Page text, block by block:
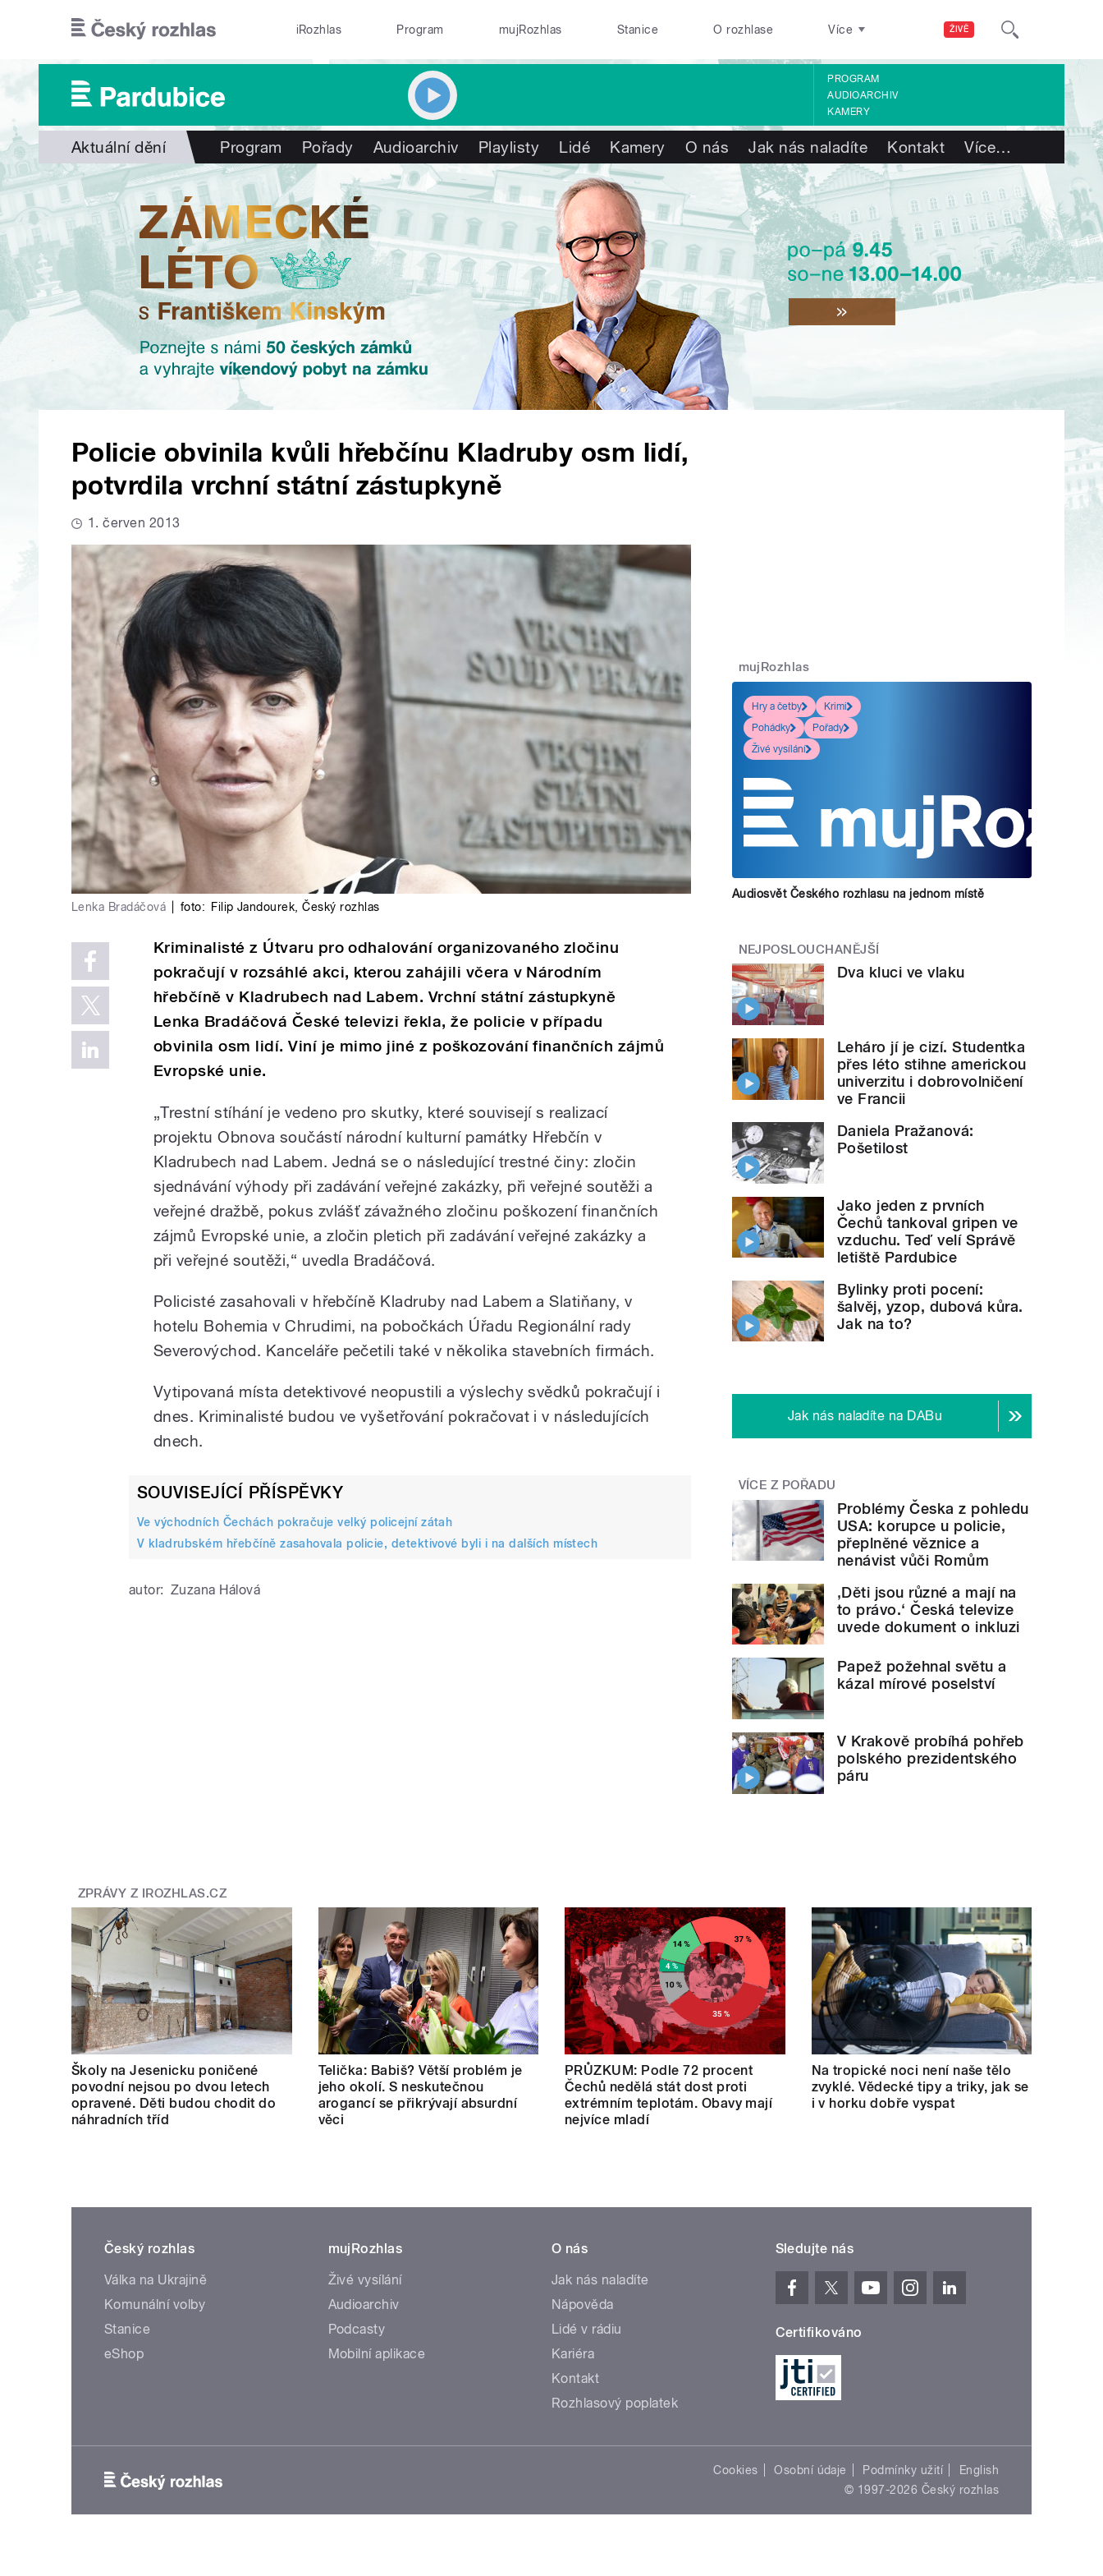
ŽIVĚ
iRozhlas Program mujRozhlas Stanice O rozhlase Více
PROGRAM
AUDIOARCHIV
KAMERY
Aktuální dění Program Pořady Audioarchiv Playlisty Lidé Kamery O nás Jak nás naladíte Kontakt Více…
Policie obvinila kvůli hřebčínu Kladruby osm lidí,
potvrdila vrchní státní zástupkyně
1. červen 2013
Lenka Bradáčová foto: Filip Jandourek,Český rozhlas
Kriminalisté z Útvaru pro odhalování organizovaného zločinu
pokračují v rozsáhlé akci, kterou zahájili včera v Národním
hřebčíně v Kladrubech nad Labem. Vrchní státní zástupkyně
Lenka Bradáčová České televizi řekla, že policie v případu
obvinila osm lidí. Viní je mimo jiné z poškozování finančních zájmů
Evropské unie.
„Trestní stíhání je vedeno pro skutky, které souvisejí s realizací
projektu Obnova součástí národní kulturní památky Hřebčín v
Kladrubech nad Labem. Jedná se o následující trestné činy: zločin
sjednávání výhody při zadávání veřejné zakázky, při veřejné soutěži a
veřejné dražbě, pokus zvlášť závažného zločinu poškození finančních
zájmů Evropské unie, a zločin pletich při zadávání veřejné zakázky a
při veřejné soutěži,“ uvedla Bradáčová.
Policisté zasahovali v hřebčíně Kladruby nad Labem a Slatiňany, v
hotelu Bohemia v Chrudimi, na pobočkách Úřadu Regionální rady
Severovýchod. Kanceláře pečetili také v několika stavebních firmách.
Vytipovaná místa detektivové neopustili a výslechy svědků pokračují i
dnes. Kriminalisté budou ve vyšetřování pokračovat i v následujících
dnech.
SOUVISEJÍCÍ PŘÍSPĚVKY
Ve východních Čechách pokračuje velký policejní zátah
V kladrubském hřebčíně zasahovala policie, detektivové byli i na dalších místech
autor: Zuzana Hálová
mujRozhlas
Hry a četby
Krimi
Pohádky
Pořady
Živé vysílání
Audiosvět Českého rozhlasu na jednom místě
NEJPOSLOUCHANĚJŠÍ
Dva kluci ve vlaku
Leháro jí je cizí. Studentka
přes léto stihne americkou
univerzitu i dobrovolničení
ve Francii
Daniela Pražanová:
Pošetilost
Jako jeden z prvních
Čechů tankoval gripen ve
vzduchu. Teď velí Správě
letiště Pardubice
Bylinky proti pocení:
šalvěj, yzop, dubová kůra.
Jak na to?
Jak nás naladíte na DABu
VÍCE Z POŘADU
Problémy Česka z pohledu
USA: korupce u policie,
přeplněné věznice a
nenávist vůči Romům
‚Děti jsou různé a mají na
to právo.‘ Česká televize
uvede dokument o inkluzi
Papež požehnal světu a
kázal mírové poselství
V Krakově probíhá pohřeb
polského prezidentského
páru
ZPRÁVY Z IROZHLAS.CZ
Školy na Jesenicku poničené
povodní nejsou po dvou letech
opravené. Děti budou chodit do
náhradních tříd
Telička: Babiš? Větší problém je
jeho okolí. S neskutečnou
arogancí se přikrývají absurdní
věci
PRŮZKUM: Podle 72 procent
Čechů nedělá stát dost proti
extrémním teplotám. Obavy mají
nejvíce mladí
Na tropické noci není naše tělo
zvyklé. Vědecké tipy a triky, jak se
i v horku dobře vyspat
Český rozhlas
Válka na Ukrajině
Komunální volby
Stanice
eShop
mujRozhlas
Živé vysílání
Audioarchiv
Podcasty
Mobilní aplikace
O nás
Jak nás naladíte
Nápověda
Lidé v rádiu
Kariéra
Kontakt
Rozhlasový poplatek
Sledujte nás
Certifikováno
Cookies Osobní údaje Podmínky užití
English
© 1997-2026 Český rozhlas